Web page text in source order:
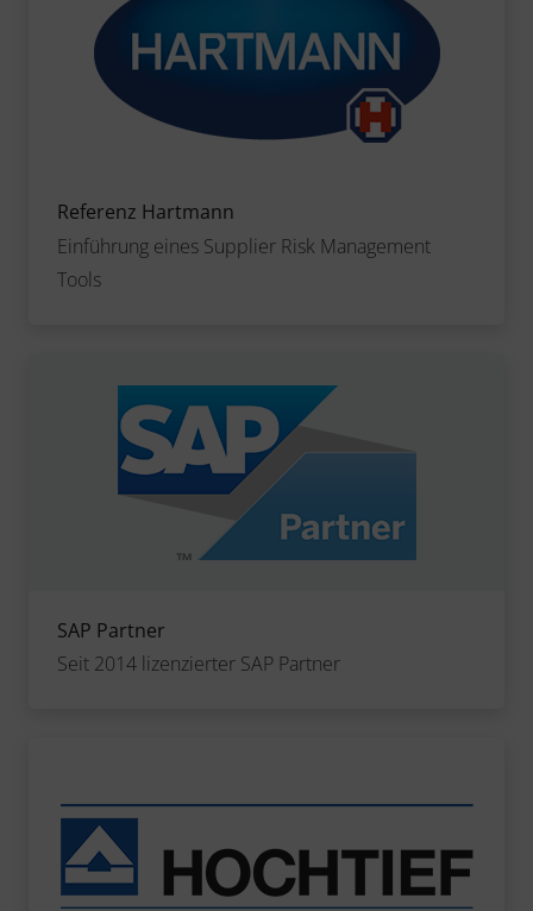
Referenz Hartmann
Einführung eines Supplier Risk Management
Tools
SAP Partner
Seit 2014 lizenzierter SAP Partner